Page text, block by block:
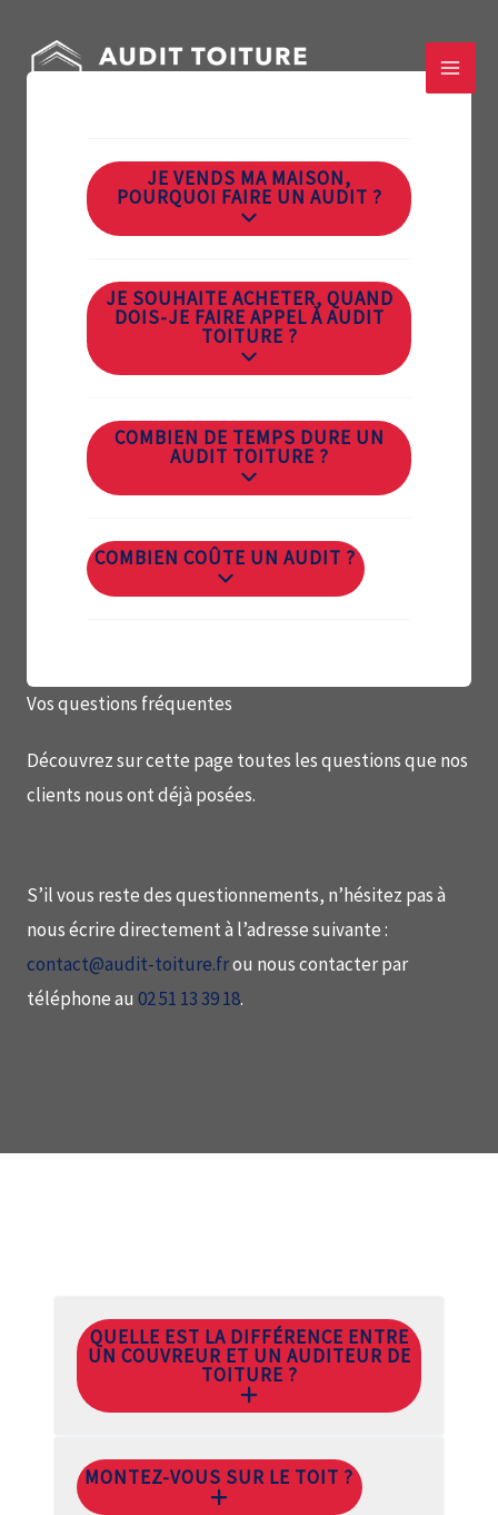
contenu
JE VENDS MA MAISON,
POURQUOI FAIRE UN AUDIT ?
JE SOUHAITE ACHETER, QUAND
DOIS-JE FAIRE APPEL À AUDIT
TOITURE ?
COMBIEN DE TEMPS DURE UN
AUDIT TOITURE ?
COMBIEN COÛTE UN AUDIT ?
Vos questions fréquentes
Découvrez sur cette page toutes les questions que nos
clients nous ont déjà posées.
S’il vous reste des questionnements, n’hésitez pas à
nous écrire directement à l’adresse suivante :
contact@audit-toiture.frou nous contacter par
téléphone au 02 51 13 39 18.
QUELLE EST LA DIFFÉRENCE ENTRE
UN COUVREUR ET UN AUDITEUR DE
TOITURE ?
MONTEZ-VOUS SUR LE TOIT ?